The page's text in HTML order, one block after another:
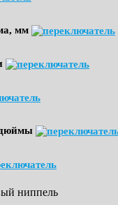
мм
дюймы
ниппель